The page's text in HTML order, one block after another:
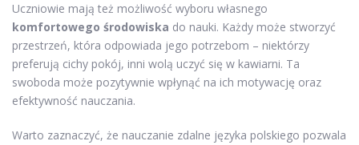
Uczniowie mają też możliwość wyboru własnego
komfortowego środowiska do nauki. Każdy może stworzyć
przestrzeń, która odpowiada jego potrzebom – niektórzy
preferują cichy pokój, inni wolą uczyć się w kawiarni. Ta
swoboda może pozytywnie wpłynąć na ich motywację oraz
efektywność nauczania.
Warto zaznaczyć, że nauczanie zdalne języka polskiego pozwala